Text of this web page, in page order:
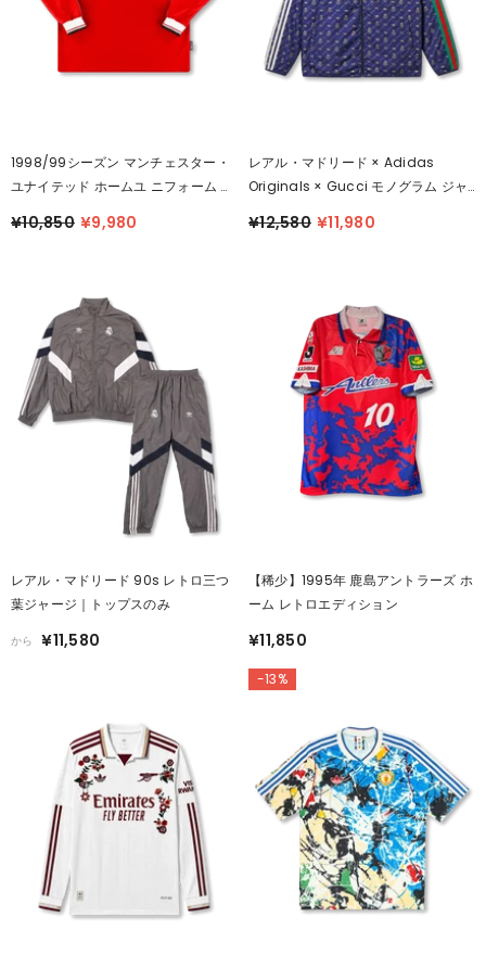
1998/99シーズン マンチェスター・
ユナイテッド ホームユ ニフォーム 長
¥10,850 ¥9,980
レアル・マドリード × Adidas
Originals × Gucci モノグラム ジャ
¥12,580 ¥11,980
レアル・マドリード 90s レトロ三つ
葉ジャージ｜トップスのみ
から ¥11,580
【稀少】1995年 鹿島アントラーズ ホ
ーム レトロエディション
¥11,850
-13%